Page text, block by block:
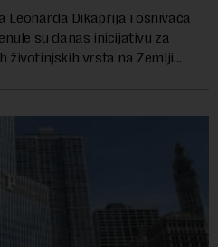
Leonarda Dikaprija i osnivača
su danas inicijativu za
životinjskih vrsta na Zemlji